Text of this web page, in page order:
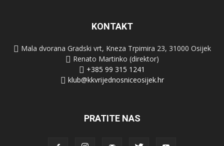
KONTAKT
Mala dvorana Gradski vrt, Kneza Trpimira 23, 31000 Osijek
Renato Martinko (direktor)
+385 99 315 1241
klub@kkvrijednosniceosijek.hr
PRATITE NAS